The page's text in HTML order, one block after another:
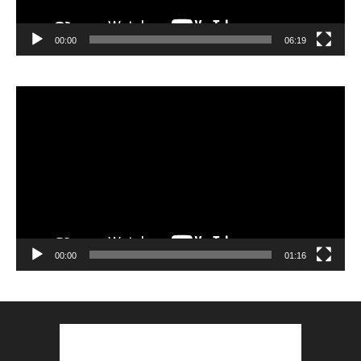
00:00 06:19
00:00 01:16